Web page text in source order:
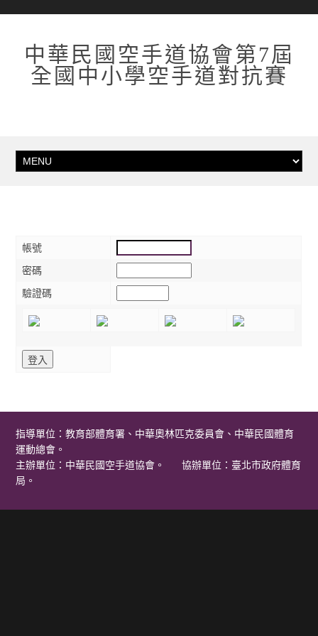
中華民國空手道協會第7屆
全國中小學空手道對抗賽
帳號
密碼
驗證碼
指導單位：教育部體育署、中華奧林匹克委員會、中華民國體育
運動總會。
主辦單位：中華民國空手道協會。 協辦單位：臺北市政府體育
局。